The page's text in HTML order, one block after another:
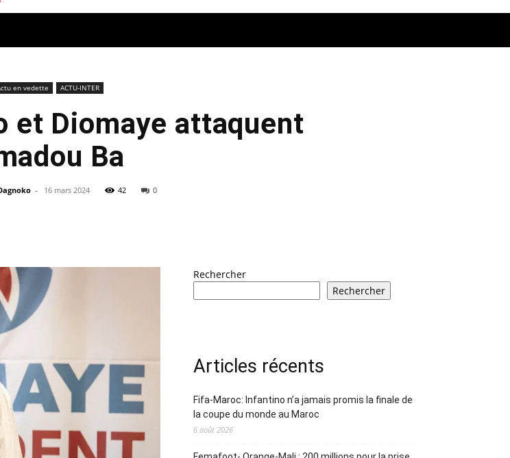
en vedette ACTU-INTER
et Diomaye attaquent
Ba
- 16 mars 2024 42 0
Rechercher
Rechercher
Articles récents
Fifa-Maroc: Infantino n’a jamais promis la finale de
la coupe du monde au Maroc
6 août 2026